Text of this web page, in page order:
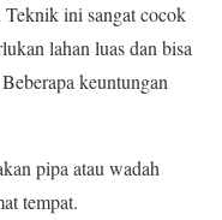
Teknik ini sangat cocok
lahan luas dan bisa
keuntungan
pipa atau wadah
tempat.